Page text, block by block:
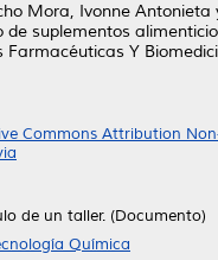
Mora, Ivonne Antonieta
de suplementos
Farmacéuticas Y
Commons Attribution
de un taller. (Documento)
Química